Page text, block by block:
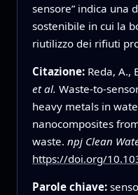
sensore” indica una
sostenibile in cui la
riutilizzo dei rifiuti
Citazione: Reda, A.,
et al. Waste-to-
heavy metals in
nanocomposites
waste. npj Clean
https://doi.org/
Parole chiave: